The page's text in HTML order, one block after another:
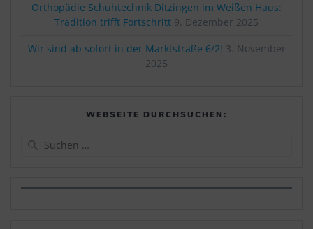
Orthopädie Schuhtechnik Ditzingen im Weißen Haus:
Tradition trifft Fortschritt 9. Dezember 2025
Wir sind ab sofort in der Marktstraße 6/2! 3. November
2025
WEBSEITE DURCHSUCHEN: